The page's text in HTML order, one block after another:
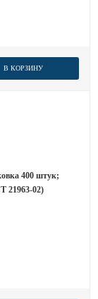
В КОРЗИНУ
400 штук;
21963-02)